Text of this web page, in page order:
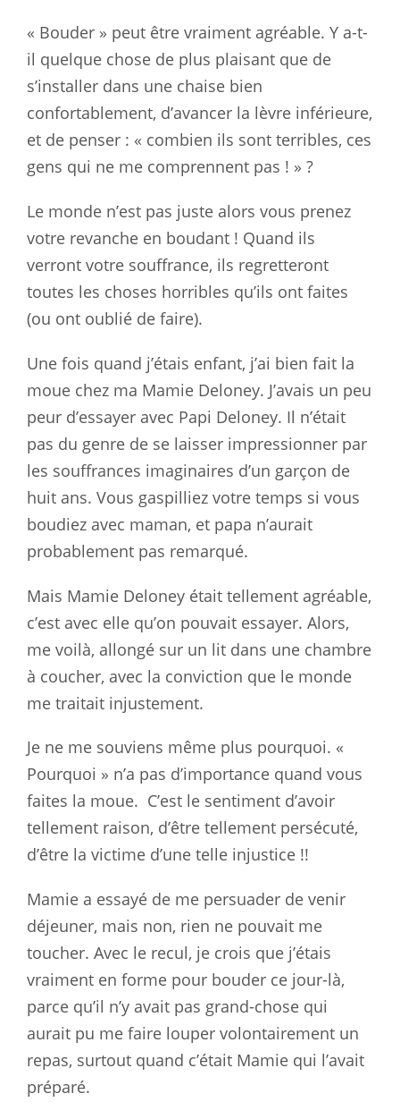
« Bouder » peut être vraiment agréable. Y a-t-
il quelque chose de plus plaisant que de
s’installer dans une chaise bien
confortablement, d’avancer la lèvre inférieure,
et de penser : « combien ils sont terribles, ces
gens qui ne me comprennent pas ! » ?
Le monde n’est pas juste alors vous prenez
votre revanche en boudant ! Quand ils
verront votre souffrance, ils regretteront
toutes les choses horribles qu’ils ont faites
(ou ont oublié de faire).
Une fois quand j’étais enfant, j’ai bien fait la
moue chez ma Mamie Deloney. J’avais un peu
peur d’essayer avec Papi Deloney. Il n’était
pas du genre de se laisser impressionner par
les souffrances imaginaires d’un garçon de
huit ans. Vous gaspilliez votre temps si vous
boudiez avec maman, et papa n’aurait
probablement pas remarqué.
Mais Mamie Deloney était tellement agréable,
c’est avec elle qu’on pouvait essayer. Alors,
me voilà, allongé sur un lit dans une chambre
à coucher, avec la conviction que le monde
me traitait injustement.
Je ne me souviens même plus pourquoi. «
Pourquoi » n’a pas d’importance quand vous
faites la moue. C’est le sentiment d’avoir
tellement raison, d’être tellement persécuté,
d’être la victime d’une telle injustice !!
Mamie a essayé de me persuader de venir
déjeuner, mais non, rien ne pouvait me
toucher. Avec le recul, je crois que j’étais
vraiment en forme pour bouder ce jour-là,
parce qu’il n’y avait pas grand-chose qui
aurait pu me faire louper volontairement un
repas, surtout quand c’était Mamie qui l’avait
préparé.